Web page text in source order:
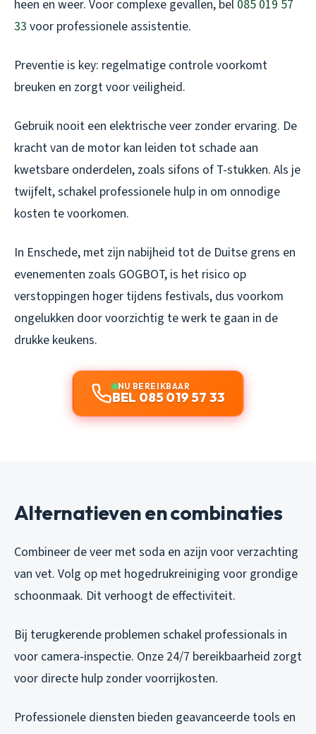
heen en weer. Voor complexe gevallen, bel 085 019 57
33 voor professionele assistentie.
Preventie is key: regelmatige controle voorkomt
breuken en zorgt voor veiligheid.
Gebruik nooit een elektrische veer zonder ervaring. De
kracht van de motor kan leiden tot schade aan
kwetsbare onderdelen, zoals sifons of T-stukken. Als je
twijfelt, schakel professionele hulp in om onnodige
kosten te voorkomen.
In Enschede, met zijn nabijheid tot de Duitse grens en
evenementen zoals GOGBOT, is het risico op
verstoppingen hoger tijdens festivals, dus voorkom
ongelukken door voorzichtig te werk te gaan in de
drukke keukens.
NU BEREIKBAAR
BEL 085 019 57 33
Alternatieven en combinaties
Combineer de veer met soda en azijn voor verzachting
van vet. Volg op met hogedrukreiniging voor grondige
schoonmaak. Dit verhoogt de effectiviteit.
Bij terugkerende problemen schakel professionals in
voor camera-inspectie. Onze 24/7 bereikbaarheid zorgt
voor directe hulp zonder voorrijkosten.
Professionele diensten bieden geavanceerde tools en